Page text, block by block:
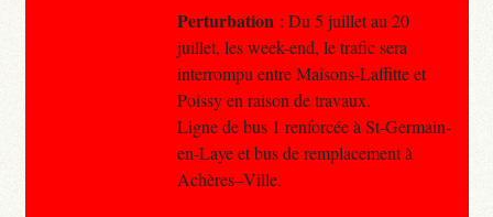
Perturbation : Du 5 juillet au 20
juillet, les week-end, le trafic sera
interrompu entre Maisons-Laffitte et
Poissy en raison de travaux.
Ligne de bus 1 renforcée à St-Germain-
en-Laye et bus de remplacement à
Achères–Ville.